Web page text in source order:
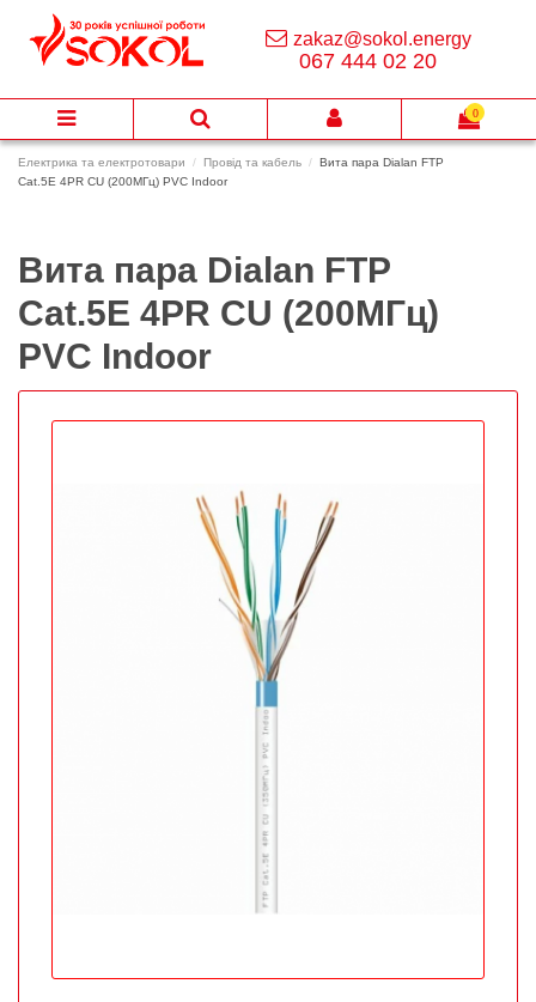
Електрика та електротовари Провід та кабель
Вита пара Dialan FTP
Сat.5E 4PR CU (200МГц) PVC Indoor
Вита пара Dialan FTP
Сat.5E 4PR CU (200МГц)
PVC Indoor
zakaz@sokol.energy
067 444 02 20
0